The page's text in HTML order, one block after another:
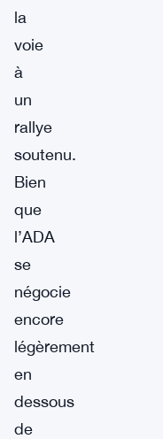
la
voie
à
un
rallye
soutenu.
Bien
que
l’ADA
se
négocie
encore
légèrement
en
dessous
de